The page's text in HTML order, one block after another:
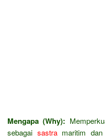
Mengapa (Why):
sebagai sastramaritim dan